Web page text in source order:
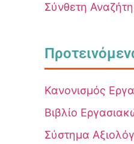
Σύνθετη
Κανονισμός
Βιβλίο
Σύστημα